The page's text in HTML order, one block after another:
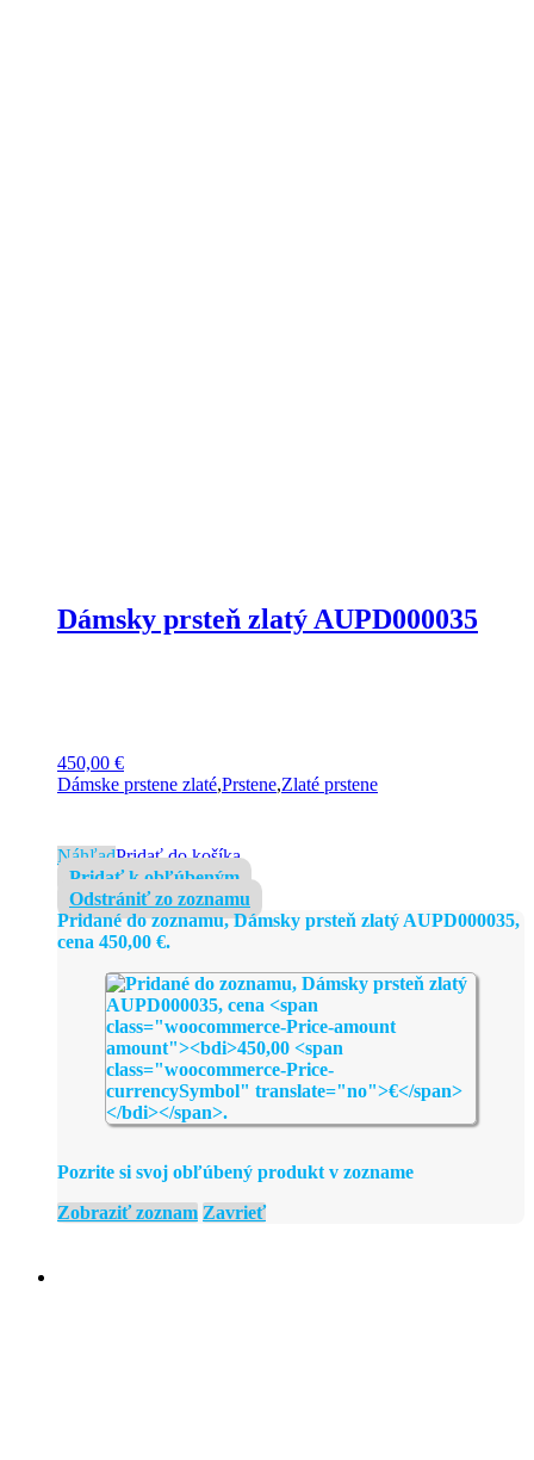
Dámsky prsteň zlatý AUPD000035
450,00 €
Dámske prstene zlaté,Prstene,Zlaté prstene
NáhľadPridať do košíka
Pridať k obľúbeným
Odstrániť zo zoznamu
Pridané do zoznamu, Dámsky prsteň zlatý AUPD000035,
cena 450,00 €.
Pozrite si svoj obľúbený produkt v zozname
Zobraziť zoznam Zavrieť